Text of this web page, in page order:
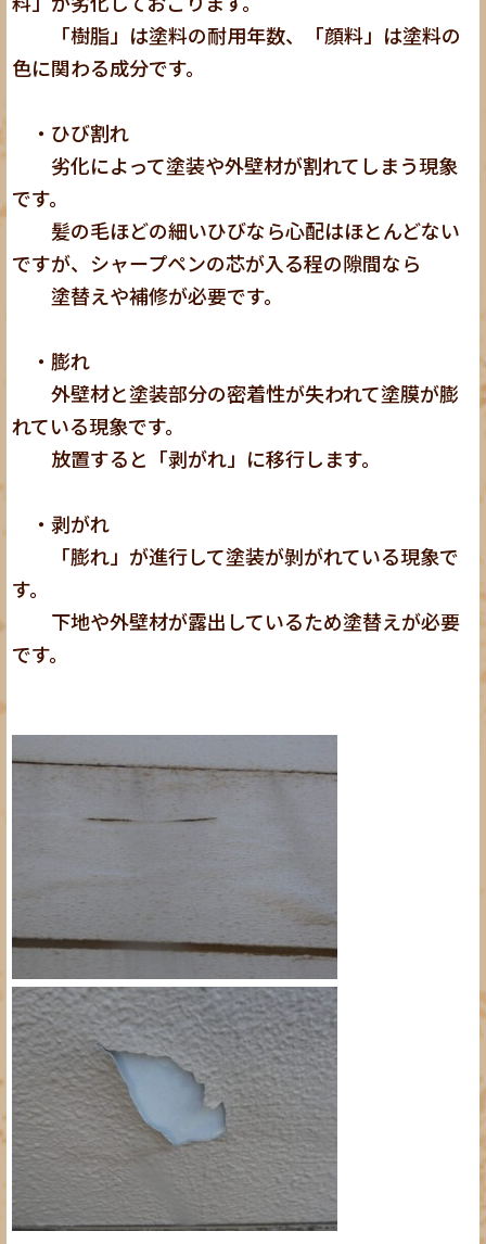
「樹脂」は塗料の耐用年数、「顔料」は塗料の
色に関わる成分です。
・ひび割れ
劣化によって塗装や外壁材が割れてしまう現象
です。
髪の毛ほどの細いひびなら心配はほとんどない
ですが、シャープペンの芯が入る程の隙間なら
塗替えや補修が必要です。
・膨れ
外壁材と塗装部分の密着性が失われて塗膜が膨
れている現象です。
放置すると「剥がれ」に移行します。
・剥がれ
「膨れ」が進行して塗装が剝がれている現象で
す。
下地や外壁材が露出しているため塗替えが必要
です。